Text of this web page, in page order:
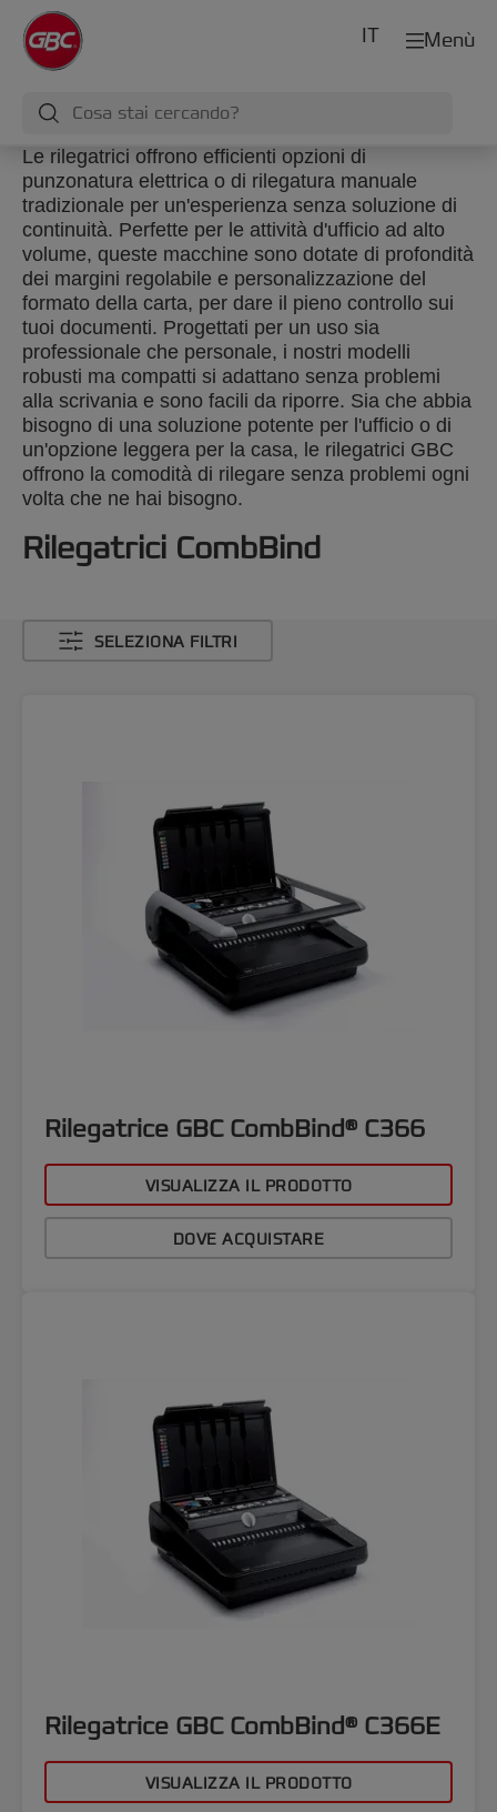
Menù
IT
Le rilegatrici offrono efficienti opzioni di
punzonatura elettrica o di rilegatura manuale
tradizionale per un'esperienza senza soluzione di
continuità. Perfette per le attività d'ufficio ad alto
volume, queste macchine sono dotate di profondità
dei margini regolabile e personalizzazione del
formato della carta, per dare il pieno controllo sui
tuoi documenti. Progettati per un uso sia
professionale che personale, i nostri modelli
robusti ma compatti si adattano senza problemi
alla scrivania e sono facili da riporre. Sia che abbia
bisogno di una soluzione potente per l'ufficio o di
un'opzione leggera per la casa, le rilegatrici GBC
offrono la comodità di rilegare senza problemi ogni
volta che ne hai bisogno.
Rilegatrici CombBind
SELEZIONA FILTRI
Rilegatrice GBC CombBind® C366
VISUALIZZA IL PRODOTTO
DOVE ACQUISTARE
Rilegatrice GBC CombBind® C366E
VISUALIZZA IL PRODOTTO